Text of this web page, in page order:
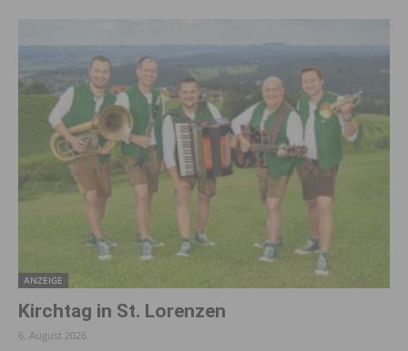
ANZEIGE
Kirchtag in St. Lorenzen
6. August 2026